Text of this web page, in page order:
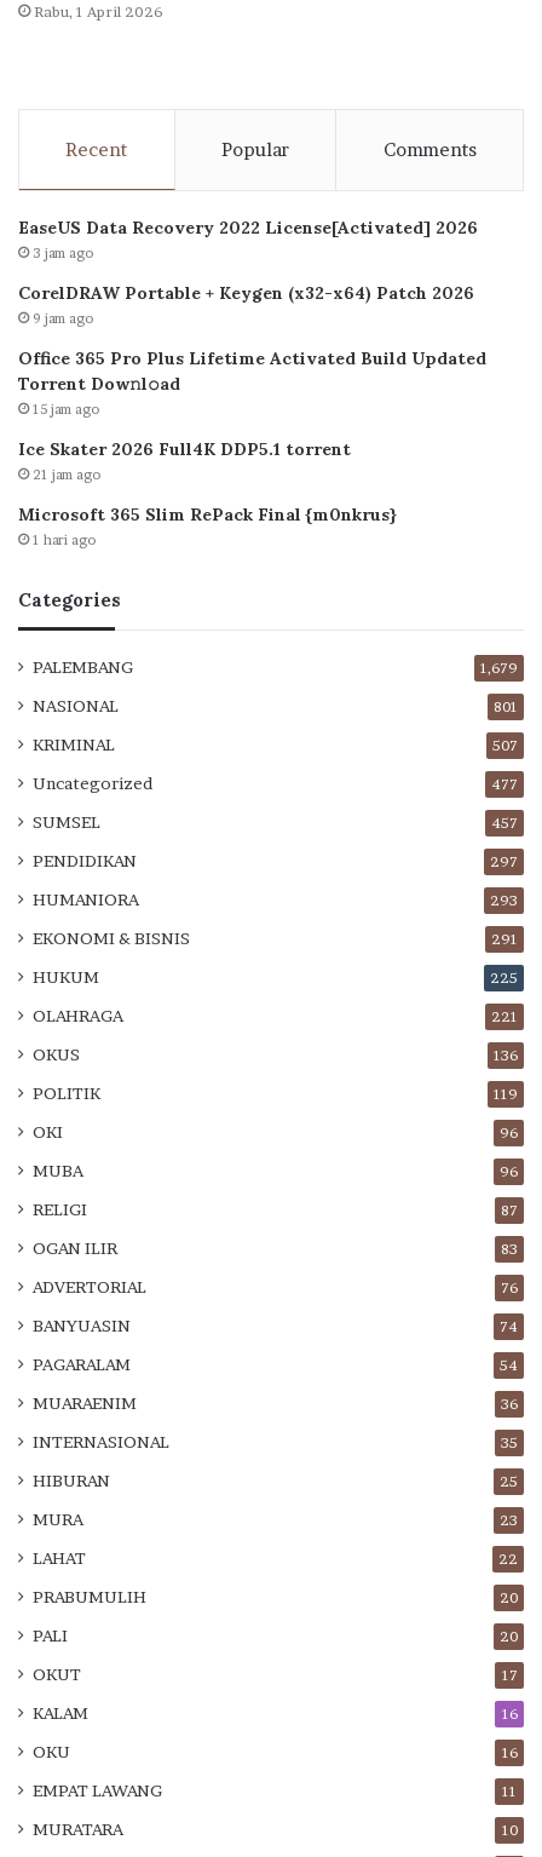
Rabu, 1 April 2026
Recent Popular Comments
EaseUS Data Recovery 2022 License[Activated] 2026
3 jam ago
CorelDRAW Portable + Keygen (x32-x64) Patch 2026
9 jam ago
Office 365 Pro Plus Lifetime Activated Build Updated
Torrent Dow𝚗l𝚘аd
15 jam ago
Ice Skater 2026 Full4K DDP5.1 torrent
21 jam ago
Microsoft 365 Slim RePack Final {m0nkrus}
1 hari ago
Categories
PALEMBANG 1,679
NASIONAL 801
KRIMINAL 507
Uncategorized 477
SUMSEL 457
PENDIDIKAN 297
HUMANIORA 293
EKONOMI & BISNIS 291
HUKUM 225
OLAHRAGA 221
OKUS 136
POLITIK 119
OKI 96
MUBA 96
RELIGI 87
OGAN ILIR 83
ADVERTORIAL 76
BANYUASIN 74
PAGARALAM 54
MUARAENIM 36
INTERNASIONAL 35
HIBURAN 25
MURA 23
LAHAT 22
PRABUMULIH 20
PALI 20
OKUT 17
KALAM 16
OKU 16
EMPAT LAWANG 11
MURATARA 10